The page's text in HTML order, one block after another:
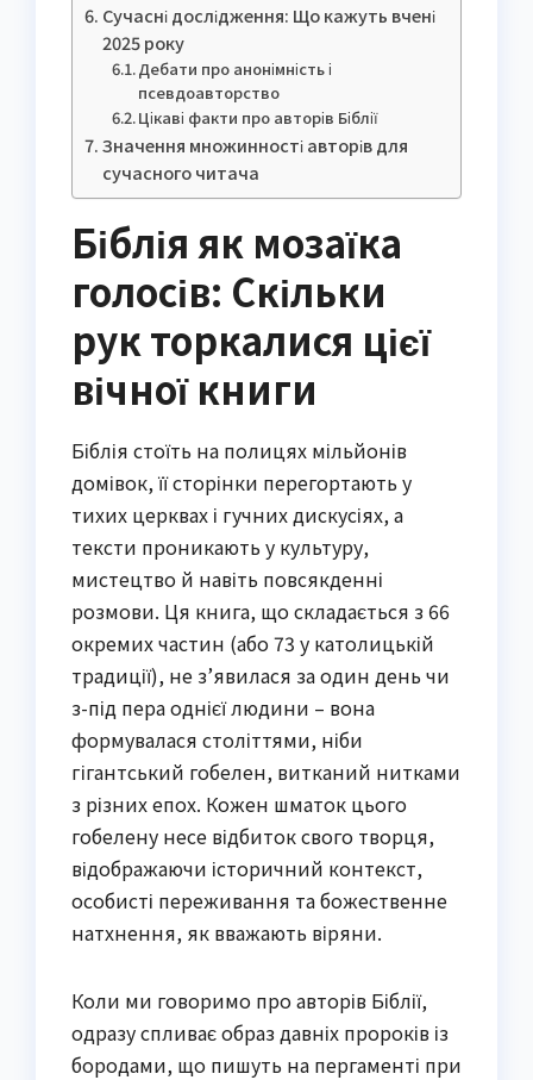
Сучасні дослідження: Що кажуть вчені
2025 року
Дебати про анонімність і
псевдоавторство
Цікаві факти про авторів Біблії
Значення множинності авторів для
сучасного читача
Біблія як мозаїка
голосів: Скільки
рук торкалися цієї
вічної книги
Біблія стоїть на полицях мільйонів
домівок, її сторінки перегортають у
тихих церквах і гучних дискусіях, а
тексти проникають у культуру,
мистецтво й навіть повсякденні
розмови. Ця книга, що складається з 66
окремих частин (або 73 у католицькій
традиції), не з’явилася за один день чи
з-під пера однієї людини – вона
формувалася століттями, ніби
гігантський гобелен, витканий нитками
з різних епох. Кожен шматок цього
гобелену несе відбиток свого творця,
відображаючи історичний контекст,
особисті переживання та божественне
натхнення, як вважають віряни.
Коли ми говоримо про авторів Біблії,
одразу спливає образ давніх пророків із
бородами, що пишуть на пергаменті при